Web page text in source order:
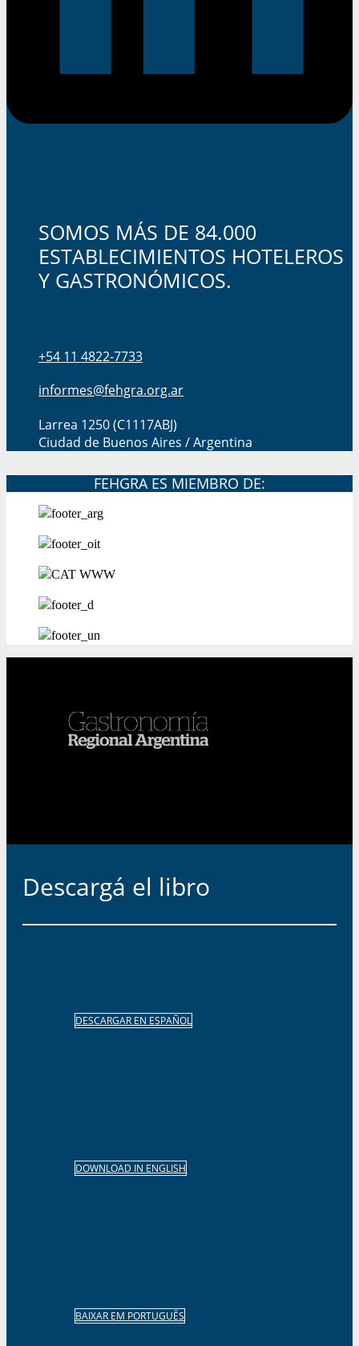
SOMOS MÁS DE 84.000
ESTABLECIMIENTOS HOTELEROS
Y GASTRONÓMICOS.
+54 11 4822-7733
informes@fehgra.org.ar
Larrea 1250 (C1117ABJ)
Ciudad de Buenos Aires / Argentina
FEHGRA ES MIEMBRO DE:
Descargá el libro
DESCARGAR EN ESPAÑOL
DOWNLOAD IN ENGLISH
BAIXAR EM PORTUGUÊS